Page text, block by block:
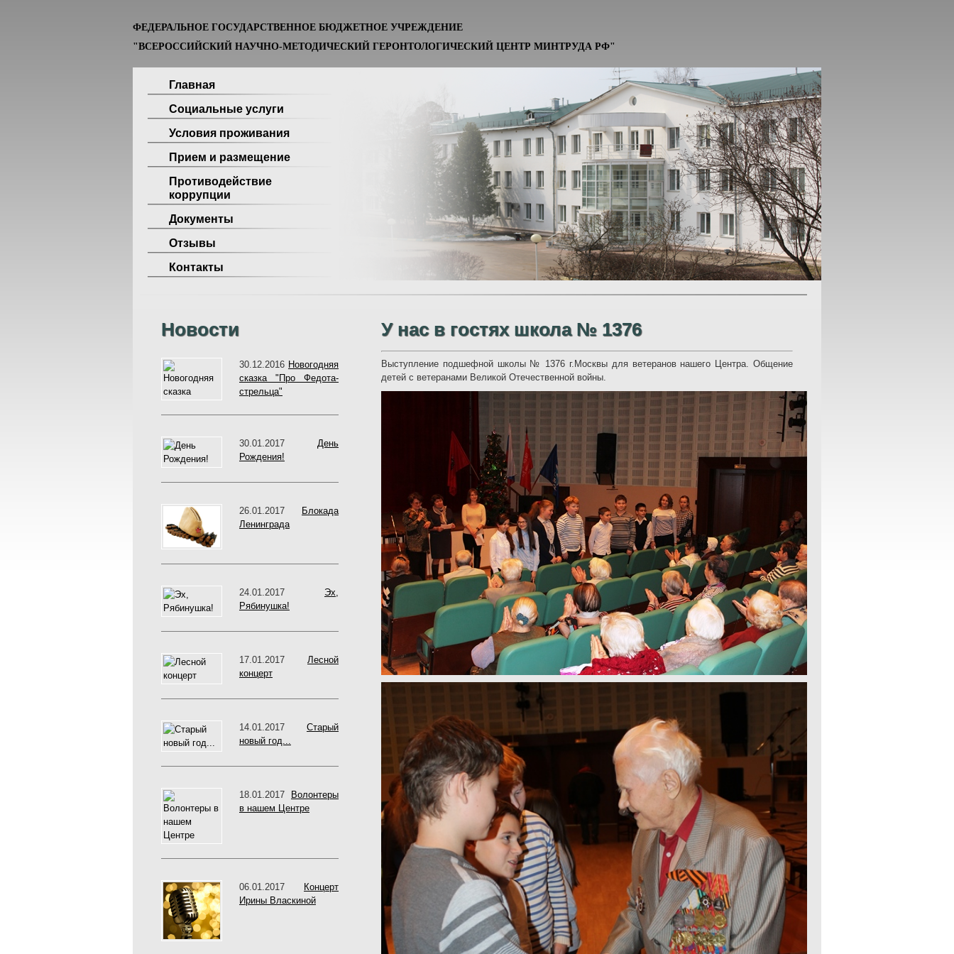
ФЕДЕРАЛЬНОЕ ГОСУДАРСТВЕННОЕ БЮДЖЕТНОЕ УЧРЕЖДЕНИЕ
"ВСЕРОССИЙСКИЙ НАУЧНО-МЕТОДИЧЕСКИЙ ГЕРОНТОЛОГИЧЕСКИЙ ЦЕНТР МИНТРУДА РФ"
Главная
Социальные услуги
Условия проживания
Прием и размещение
Противодействие
коррупции
Документы
Отзывы
Контакты
Новости
30.12.2016 Новогодняя
сказка "Про Федота-
стрельца"
30.01.2017 День
Рождения!
26.01.2017
Блокада
Ленинграда
24.01.2017 Эх,
Рябинушка!
17.01.2017 Лесной
концерт
14.01.2017 Старый
новый год...
18.01.2017 Волонтеры
в нашем Центре
06.01.2017 Концерт
Ирины Власкиной
У нас в гостях школа № 1376
Выступление подшефной школы № 1376 г.Москвы для ветеранов нашего Центра. Общение
детей с ветеранами Великой Отечественной войны.